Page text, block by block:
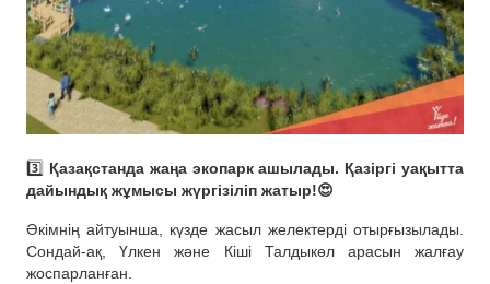
3️⃣ Қазақстанда жаңа экопарк ашылады. Қазіргі уақытта
дайындық жұмысы жүргізіліп жатыр!😍
Әкімнің айтуынша, күзде жасыл желектерді отырғызылады.
Сондай-ақ, Үлкен және Кіші Талдыкөл арасын жалғау
жоспарланған.